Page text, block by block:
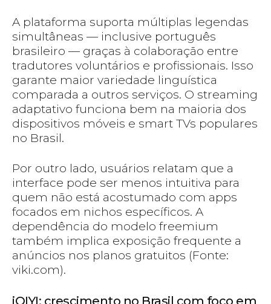
A plataforma suporta múltiplas legendas
simultâneas — inclusive português
brasileiro — graças à colaboração entre
tradutores voluntários e profissionais. Isso
garante maior variedade linguística
comparada a outros serviços. O streaming
adaptativo funciona bem na maioria dos
dispositivos móveis e smart TVs populares
no Brasil.
Por outro lado, usuários relatam que a
interface pode ser menos intuitiva para
quem não está acostumado com apps
focados em nichos específicos. A
dependência do modelo freemium
também implica exposição frequente a
anúncios nos planos gratuitos (Fonte:
viki.com).